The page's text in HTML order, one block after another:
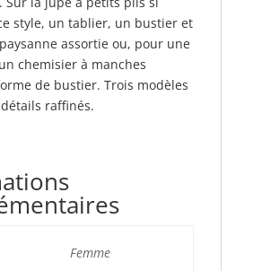
style, un tablier, un bustier et
assortie ou, pour une
chemisier à manches
de bustier. Trois modèles
raffinés.
Femme